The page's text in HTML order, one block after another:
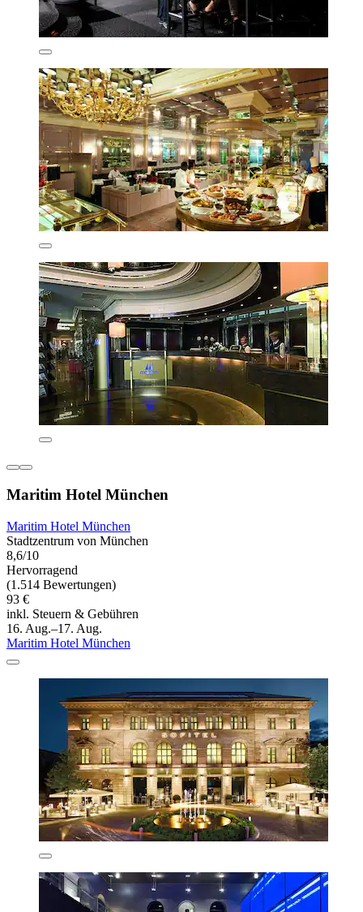
Maritim Hotel München
Maritim Hotel München
Stadtzentrum von München
8,6/10
Hervorragend
(1.514 Bewertungen)
93 €
inkl. Steuern & Gebühren
16. Aug.–17. Aug.
Maritim Hotel München